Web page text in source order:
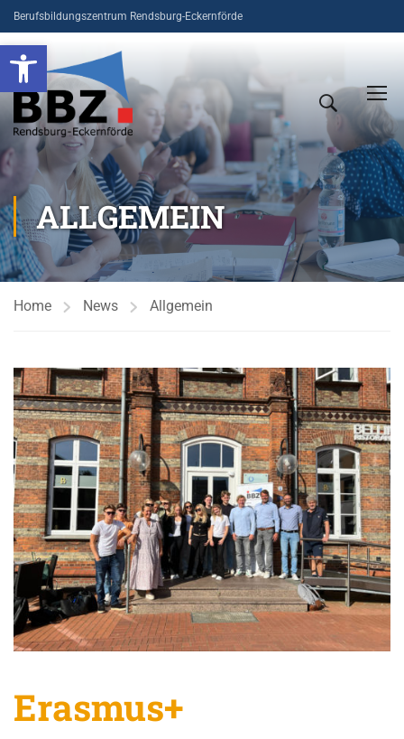
Open toolbar
Berufsbildungszentrum Rendsburg-Eckernförde
ALLGEMEIN
Home News Allgemein
Erasmus+